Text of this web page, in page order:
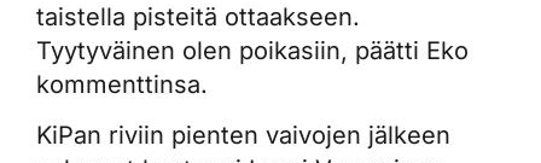
taistella pisteitä ottaakseen.
Tyytyväinen olen poikasiin, päätti Eko
kommenttinsa.
KiPan riviin pienten vaivojen jälkeen